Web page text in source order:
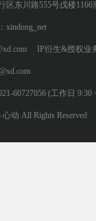
区东川路555号戊楼1166
xindong_net
IP衍生&授权业
60727056 (工作日 9:30
动 All Rights Reserved